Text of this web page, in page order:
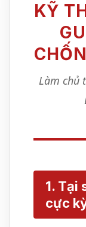
KỸ
Làm chủ
1. Tại
cực